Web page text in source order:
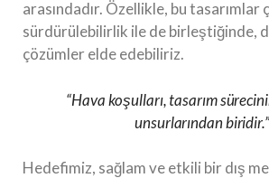
arasındadır. Özellikle, bu tasarımlar
sürdürülebilirlik ile de birleştiğinde,
çözümler elde edebiliriz.
“Hava koşulları, tasarım
unsurlarından biridir.”
Hedefimiz, sağlam ve etkili bir dış